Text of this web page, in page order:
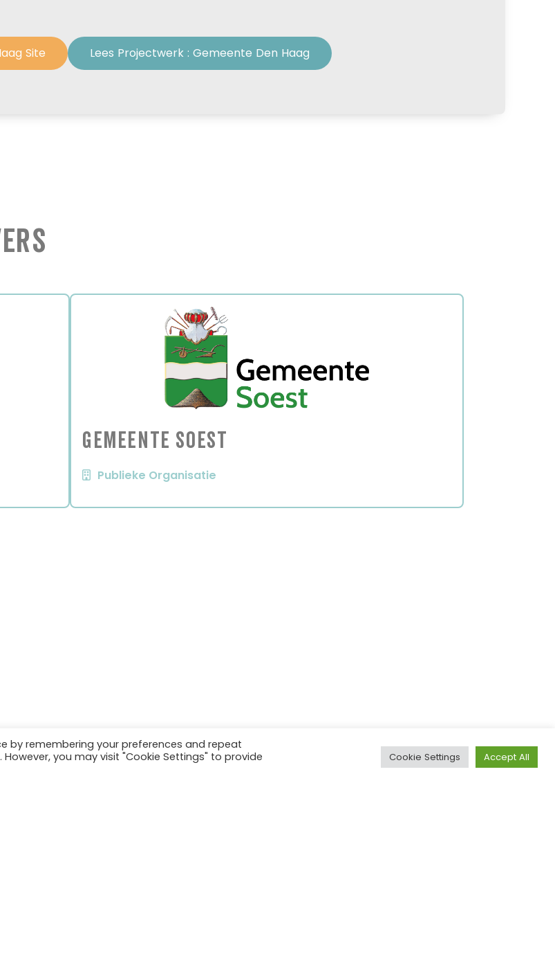
Site Lees Projectwerk : Gemeente Den Haag
Gemeente Soest
Publieke Organisatie
by remembering your preferences and repeat
you may visit "Cookie Settings" to provide
Cookie Settings Accept All